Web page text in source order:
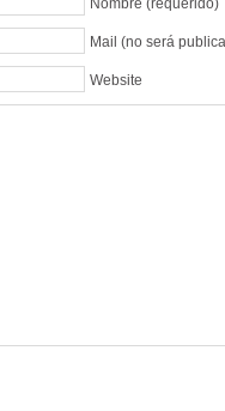
Mail (no será
Website